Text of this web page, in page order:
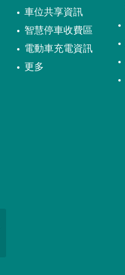
車位共享資訊
智慧停車收費區
電動車充電資訊
更多